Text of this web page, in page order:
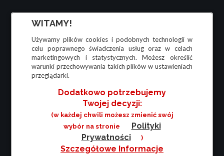
WITAMY!
Używamy plików cookies i podobnych technologii w
celu poprawnego świadczenia usług oraz w celach
marketingowych i statystycznych. Możesz określić
warunki przechowywania takich plików w ustawieniach
przeglądarki.
Dodatkowo potrzebujemy
Twojej decyzji:
(w każdej chwili możesz zmienić swój
wybór na stronie
Polityki
Prywatności
)
Szczegółowe Informacje